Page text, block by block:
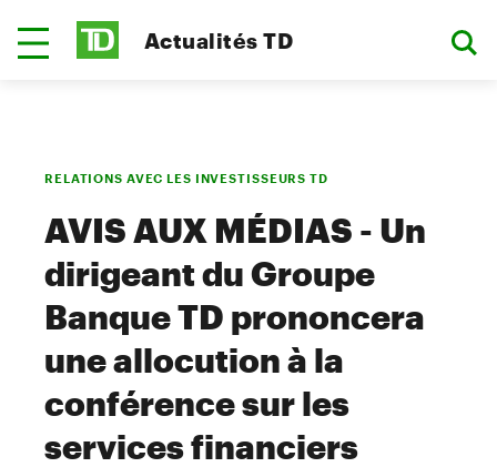
Actualités TD
RELATIONS AVEC LES INVESTISSEURS TD
AVIS AUX MÉDIAS - Un
dirigeant du Groupe
Banque TD prononcera
une allocution à la
conférence sur les
services financiers